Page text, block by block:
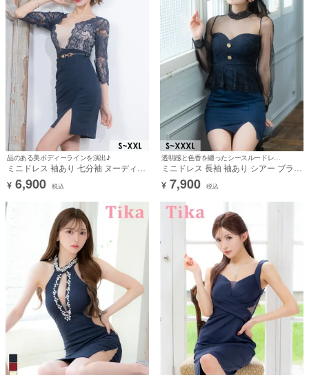
品のある美ボディーラインを演出♪
ミニドレス 袖あり 七分袖 ヌーディー
レース ウエストベルト付き ネイビー
XXL タイト キャバドレス (浦西ひかる
¥ 6,900 税込
ミニドレス 長袖 袖あり シアー ブラッ
クレース ハイネック ペプラム 谷間 ス
トレッチ お腹カバー 二の腕カバー 大
イト キャバドレス (黒嵜菜々子着用)
[tk-mdlb6003]
¥ 7,900 税込